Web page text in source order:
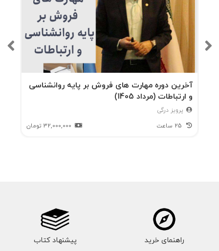
آخرین دوره مهارت های فروش بر پایه روانشناسی
و ارتباطات (مرداد 1405)
پرویز درگی
32,000,000 تومان
راهنمای خرید پیشنهاد کتاب